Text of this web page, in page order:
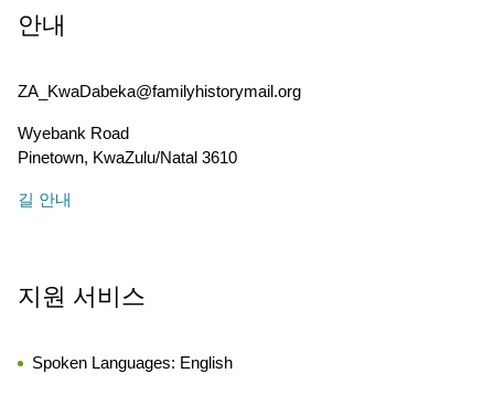
안내
ZA_KwaDabeka@familyhistorymail.org
Wyebank Road
Pinetown, KwaZulu/Natal 3610
길 안내
지원 서비스
Spoken Languages: English